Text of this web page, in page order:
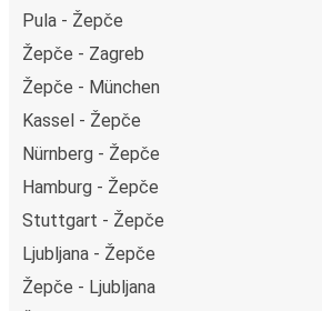
Pula - Žepče
Žepče - Zagreb
Žepče - München
Kassel - Žepče
Nürnberg - Žepče
Hamburg - Žepče
Stuttgart - Žepče
Ljubljana - Žepče
Žepče - Ljubljana